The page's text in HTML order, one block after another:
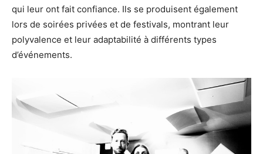
qui leur ont fait confiance. Ils se produisent également
lors de soirées privées et de festivals, montrant leur
polyvalence et leur adaptabilité à différents types
d’événements.